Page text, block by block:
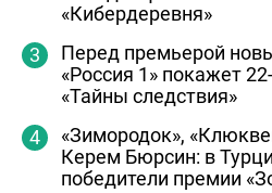
«Кибердеревня»
Перед премьерой
«Россия 1» покажет
«Тайны следствия»
«Зимородок»,
Керем Бюрсин: в
победители премии